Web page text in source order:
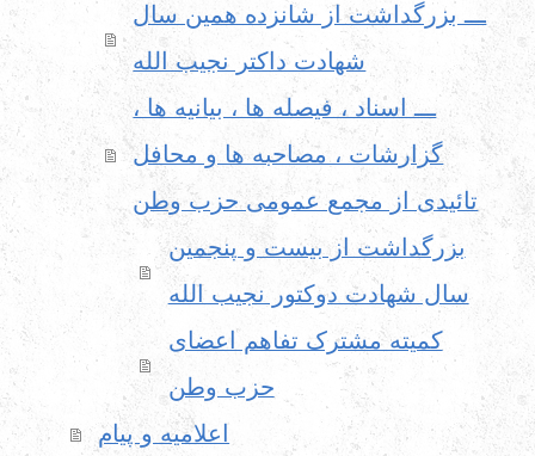
ـــ بزرگداشت از شانزده همین سال
شهادت داکتر نجیب الله
ـــ اسناد ، فیصله ها ، بیانیه ها ،
گزارشات ، مصاحبه ها و محافل
تائیدی از مجمع عمومی حزب وطن
بزرگداشت از بیست و پنجمین
سال شهادت دوکتور نجیب الله
کمیته مشترک تفاهم اعضای
حزب وطن
اعلامیه و پیام